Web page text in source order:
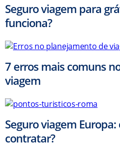
Seguro viagem para
funciona?
7 erros mais comuns
viagem
Seguro viagem
contratar?